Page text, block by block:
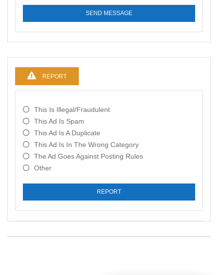
SEND MESSAGE
REPORT
This Is Illegal/fraudulent
This Ad Is Spam
This Ad Is A Duplicate
This Ad Is In The Wrong Category
The Ad Goes Against Posting Rules
Other
REPORT